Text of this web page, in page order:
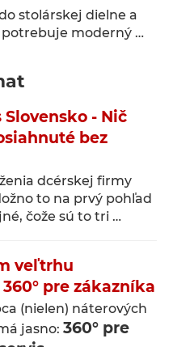
stolárskej dielne a
moderný …
- Nič
bez
dcérskej firmy
to na prvý pohľad
čože sú to tri …
veľtrhu
pre zákazníka
(nielen) náterových
jasno: 360° pre